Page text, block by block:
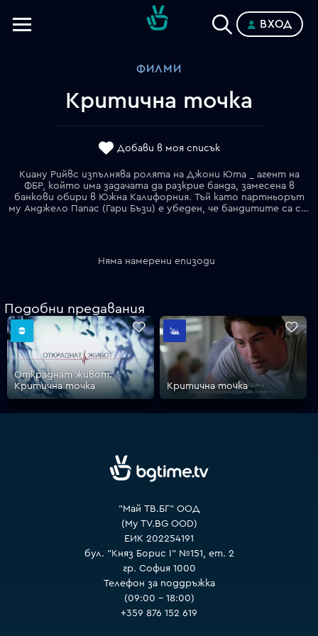
VOYO
ВХОД
ФИЛМИ
Критична точка
Добави в моя списък
Киану Рийвс изпълнява ролята на Джони Юта _ агент на
ФБР, който има задачата да разкрие банда, замесена в
банкови обири в Южна Калифорния. Тъй като партньорът
му Анджело Папас (Гари Бъзи) е убеден, че бандитите са сърфисти, Джони решава да влезе в техния свят под прикритие. Скоро той се запознава с Боди (Суейзи) _ завладяваща личност и търсач на силни усещания, който би направил всичко заради адреналина, дори и обир на банка. Двамата се сприятеляват и Джони попада под опасното влияние на Боди. Започват да му харесат безкрайните дни на сърфа и дългите нощи на безпаметни купони, дори се влюбва в бившата приятелка на Боди _ Тайлър (Лори Пети). Развръзката наближава и Джони научава най-важният житейски урок от Боди _ ако искаш най-силните емоции, трябва да платиш и най-високата цена.
Няма намерени епизоди
Подобни предавания
Откраднат живот:
Критична точка
Критична точкa
"Май ТВ.БГ" ООД
(My TV.BG OOD)
ЕИК 202254191
бул. "Княз Борис I" №151, ет. 2
гр. София 1000
Телефон за поддръжка
(09:00 – 18:00)
+359 876 152 619